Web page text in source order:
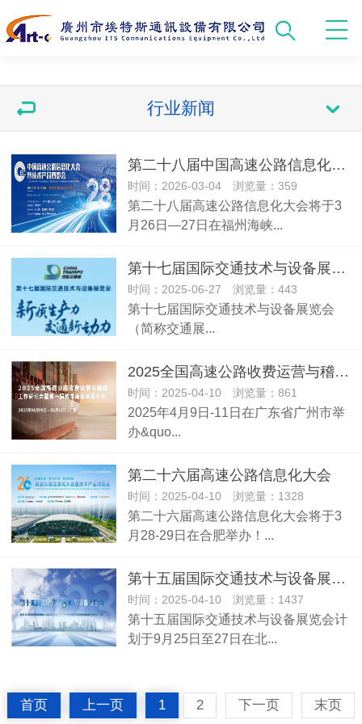
行业新闻
第二十八届中国高速公路信息化大会暨技术产品博览会
时间：2026-03-04 浏览量：359
第二十八届高速公路信息化大会将于3
月26日—27日在福州海峡...
第十七届国际交通技术与设备展览会
时间：2025-06-27 浏览量：443
第十七届国际交通技术与设备展览会
（简称交通展...
2025全国高速公路收费运营与稽核工作研讨会暨第一届数字高速发展大会
时间：2025-04-10 浏览量：861
2025年4月9日-11日在广东省广州市举
办&quo...
第二十六届高速公路信息化大会
时间：2025-04-10 浏览量：1328
第二十六届高速公路信息化大会将于3
月28-29日在合肥举办！...
第十五届国际交通技术与设备展览会
时间：2025-04-10 浏览量：1437
第十五届国际交通技术与设备展览会计
划于9月25日至27日在北...
首页 上一页 1 2 下一页 末页